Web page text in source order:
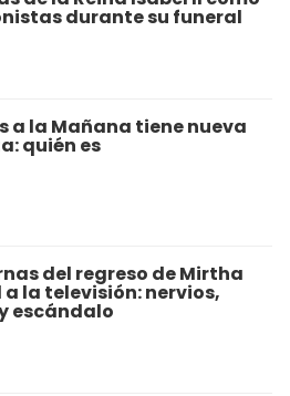
durante su funeral
a la Mañana tiene nueva
quién es
del regreso de Mirtha
a la televisión: nervios,
escándalo